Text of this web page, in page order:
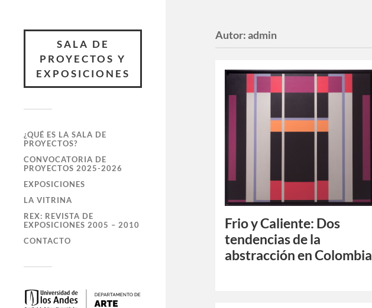
SALA DE
PROYECTOS Y
EXPOSICIONES
¿QUÉ ES LA SALA DE
PROYECTOS?
CONVOCATORIA DE
PROYECTOS 2025-2026
EXPOSICIONES
LA VITRINA
REX: REVISTA DE
EXPOSICIONES 2005 – 2010
CONTACTO
Autor:admin
Frio y Caliente: Dos
tendencias de la
abstracción en Colombia